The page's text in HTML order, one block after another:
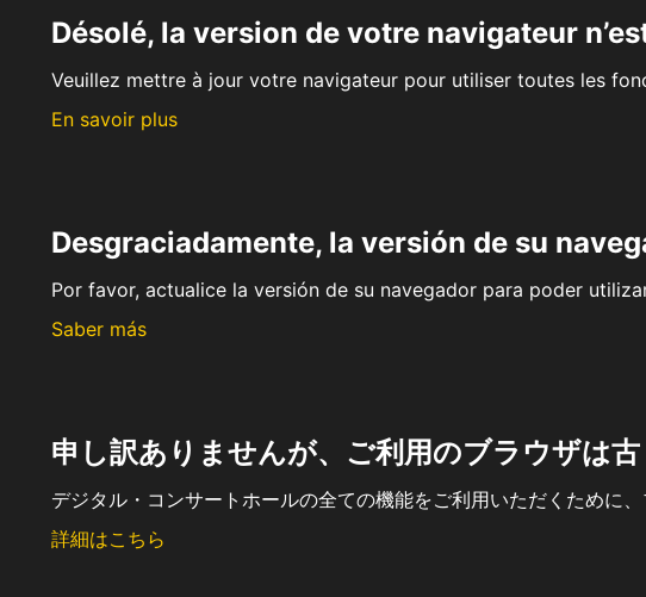
Désolé, la version de votre navigateur
Veuillez mettre à jour votre navigateur pour utiliser toutes les
En savoir plus
Desgraciadamente, la versión de su
Por favor, actualice la versión de su navegador para poder
Saber más
申し訳ありませんが、ご利用のブラウザは
デジタル・コンサートホールの全ての機能をご利用いただくために
詳細はこちら